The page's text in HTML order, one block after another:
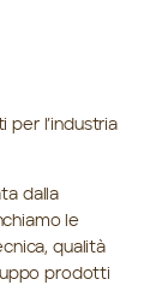
per l’industria
dalla
le
qualità
prodotti